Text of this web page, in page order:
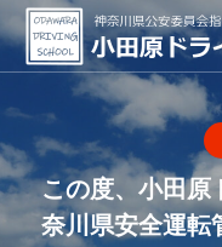
この度、小田原
奈川県安全運転